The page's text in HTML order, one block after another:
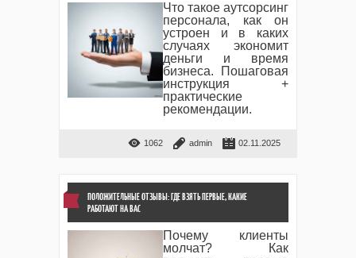
Что такое аутсорсинг
персонала, как он
устроен и в каких
случаях экономит
деньги и время
бизнеса. Пошаговая
инструкция +
практические
рекомендации.
1062 admin 02.11.2025
ПОЛОЖИТЕЛЬНЫЕ ОТЗЫВЫ: ГДЕ ВЗЯТЬ ПЕРВЫЕ, КАКИЕ
РАБОТАЮТ НА ВАС
Почему клиенты
молчат? Как